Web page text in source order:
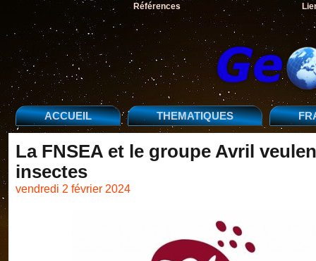
Références
ACCUEIL THEMATIQUES
La FNSEA et le groupe Avril
insectes
vendredi 2 février 2024